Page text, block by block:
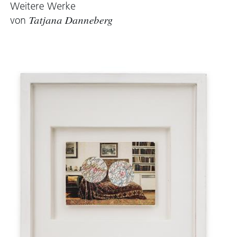
Weitere Werke
von Tatjana Danneberg